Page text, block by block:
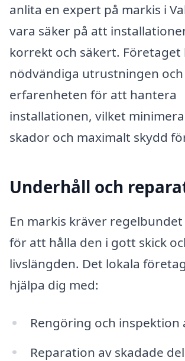
anlita en expert på markis i
vara säker på att
korrekt och säkert. Företaget
nödvändiga utrustningen och
erfarenheten för att hantera
installationen, vilket
skador och maximalt skydd
Underhåll och
En markis kräver
för att hålla den i gott skick
livslängden. Det lokala
hjälpa dig med:
Rengöring och inspektion
Reparation av skadade